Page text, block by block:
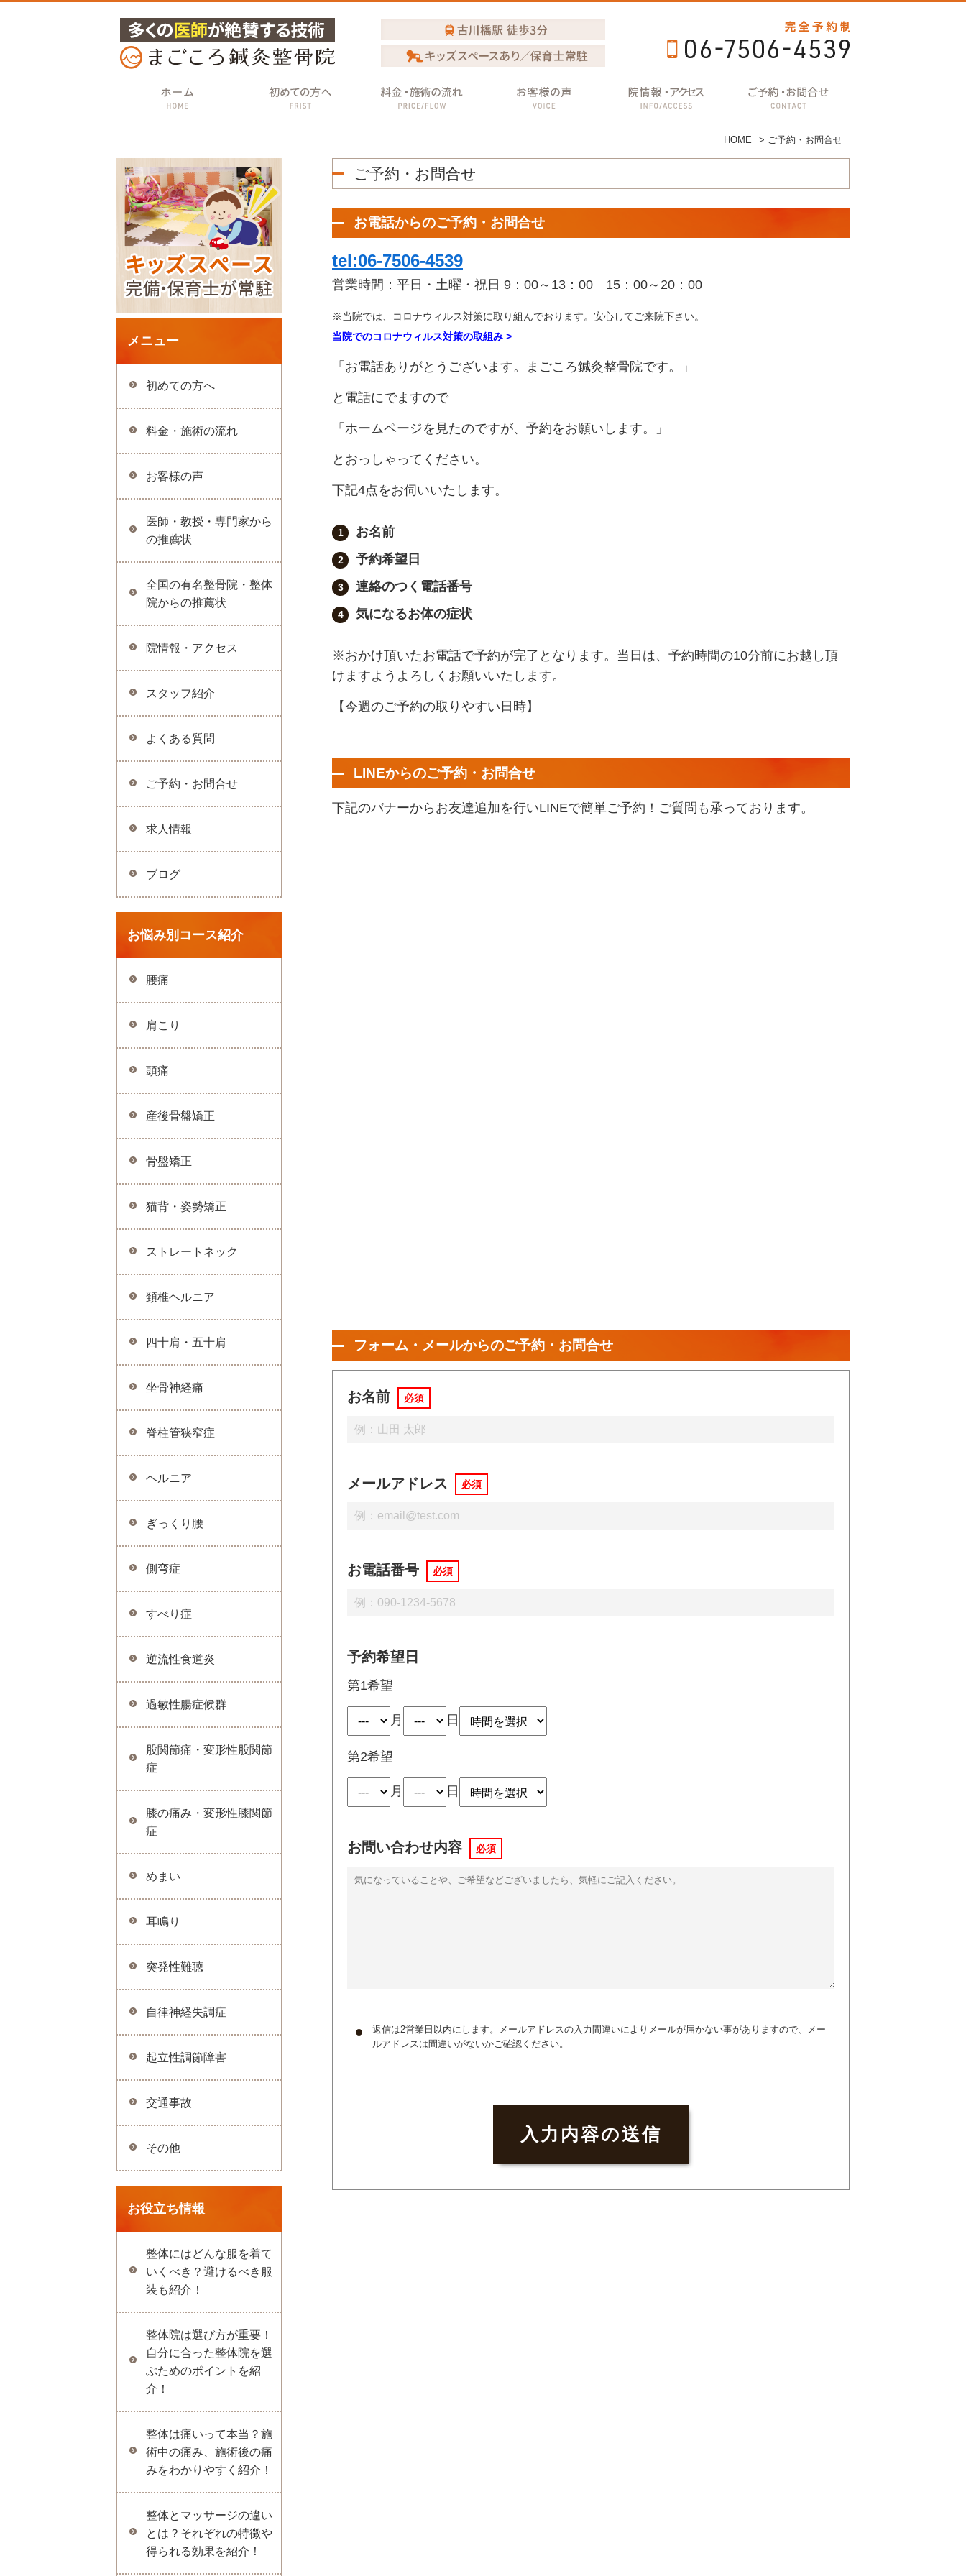
HOME > ご予約・お問合せ
ご予約・お問合せ
お電話からのご予約・お問合せ
tel:06-7506-4539
営業時間：平日・土曜・祝日 9：00～13：00 15：00～20：00
※当院では、コロナウィルス対策に取り組んでおります。安心してご来院下さい。
当院でのコロナウィルス対策の取組み >
「お電話ありがとうございます。まごころ鍼灸整骨院です。」
と電話にでますので
「ホームページを見たのですが、予約をお願いします。」
とおっしゃってください。
下記4点をお伺いいたします。
お名前
予約希望日
連絡のつく電話番号
気になるお体の症状
※おかけ頂いたお電話で予約が完了となります。当日は、予約時間の10分前にお越し頂
けますようよろしくお願いいたします。
【今週のご予約の取りやすい日時】
LINEからのご予約・お問合せ
下記のバナーからお友達追加を行いLINEで簡単ご予約！ご質問も承っております。
フォーム・メールからのご予約・お問合せ
お名前 必須
メールアドレス 必須
お電話番号 必須
予約希望日
第1希望
月 日
第2希望
月 日
お問い合わせ内容 必須
返信は2営業日以内にします。メールアドレスの入力間違いによりメールが届かない事がありますので、メー
ルアドレスは間違いがないかご確認ください。
メニュー
初めての方へ
料金・施術の流れ
お客様の声
医師・教授・専門家から
の推薦状
全国の有名整骨院・整体
院からの推薦状
院情報・アクセス
スタッフ紹介
よくある質問
ご予約・お問合せ
求人情報
ブログ
お悩み別コース紹介
腰痛
肩こり
頭痛
産後骨盤矯正
骨盤矯正
猫背・姿勢矯正
ストレートネック
頚椎ヘルニア
四十肩・五十肩
坐骨神経痛
脊柱管狭窄症
ヘルニア
ぎっくり腰
側弯症
すべり症
逆流性食道炎
過敏性腸症候群
股関節痛・変形性股関節
症
膝の痛み・変形性膝関節
症
めまい
耳鳴り
突発性難聴
自律神経失調症
起立性調節障害
交通事故
その他
お役立ち情報
整体にはどんな服を着て
いくべき？避けるべき服
装も紹介！
整体院は選び方が重要！
自分に合った整体院を選
ぶためのポイントを紹
介！
整体は痛いって本当？施
術中の痛み、施術後の痛
みをわかりやすく紹介！
整体とマッサージの違い
とは？それぞれの特徴や
得られる効果を紹介！